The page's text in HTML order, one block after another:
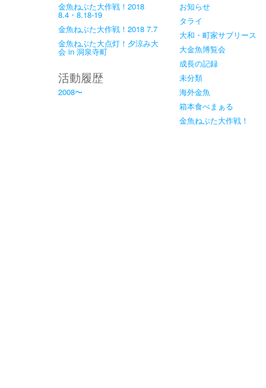
金魚ねぶた大作戦！2018
8.4・8.18-19
金魚ねぶた大作戦！2018 7.7
金魚ねぶた大点灯！夕涼み大
会 in 洞泉寺町
活動履歴
2008〜
お知らせ
タライ
大和・町家サブリース
大金魚博覧会
成長の記録
未分類
海外金魚
箱本食べまぁる
金魚ねぶた大作戦！